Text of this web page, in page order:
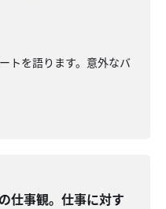
トを語ります。意外なバ
仕事観。仕事に対す